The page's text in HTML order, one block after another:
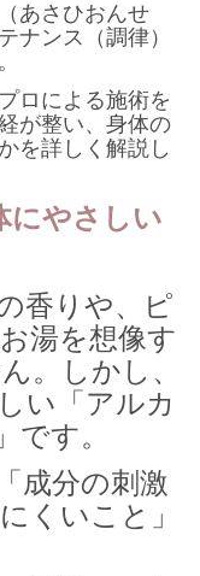
あさひおんせ
ナンス（調律）
ロによる施術を
が整い、身体の
を詳しく解説し
にやさしい
香りや、ピ
湯を想像す
。しかし、
い「アルカ
です。
成分の刺激
くいこと」